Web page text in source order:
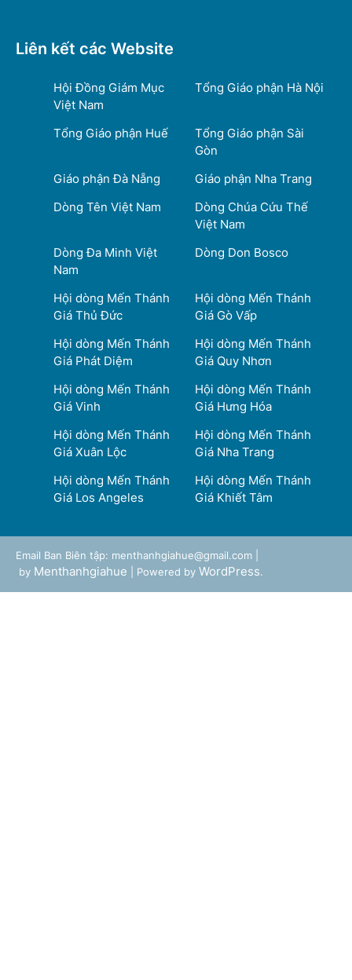
Liên kết các Website
Hội Đồng Giám Mục
Việt Nam
Tổng Giáo phận Hà Nội
Tổng Giáo phận Huế
Tổng Giáo phận Sài
Gòn
Giáo phận Đà Nẵng
Giáo phận Nha Trang
Dòng Tên Việt Nam
Dòng Chúa Cứu Thế
Việt Nam
Dòng Đa Minh Việt
Nam
Dòng Don Bosco
Hội dòng Mến Thánh
Giá Thủ Đức
Hội dòng Mến Thánh
Giá Gò Vấp
Hội dòng Mến Thánh
Giá Phát Diệm
Hội dòng Mến Thánh
Giá Quy Nhơn
Hội dòng Mến Thánh
Giá Vinh
Hội dòng Mến Thánh
Giá Hưng Hóa
Hội dòng Mến Thánh
Giá Xuân Lộc
Hội dòng Mến Thánh
Giá Nha Trang
Hội dòng Mến Thánh
Giá Los Angeles
Hội dòng Mến Thánh
Giá Khiết Tâm
Email Ban Biên tập: menthanhgiahue@gmail.com |
by Menthanhgiahue | Powered by WordPress.